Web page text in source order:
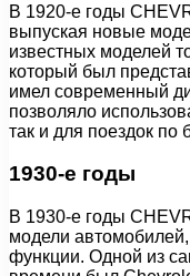
В 1920-е годы
выпуская новые
известных моделей
который был
имел современный
позволяло
так и для поездок по
1930-е годы
В 1930-е годы
модели
функции. Одной из